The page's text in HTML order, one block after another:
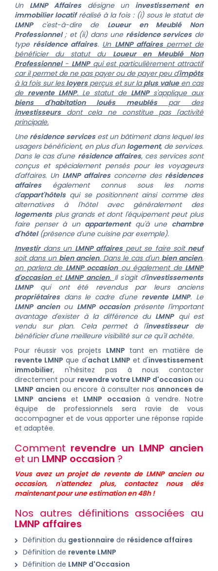
Un LMNP Affairesdésigne un investissement en
immobilier locatifréalisé à la fois : (i) sous le statut de
LMNPc'est-à-dire de Loueur en Meublé Non
Professionnel ; et (ii) dans une résidence servicesde
type résidence affaires. Un LMNP affairespermet de
bénéficier du statut du Loueur en Meublé Non
Professionnel - LMNPqui est particulièrement attractif
car il permet de ne pas payer ou de payer peu d'impôts
à la fois sur les loyersperçus et sur laplus valueen cas
de revente LMNP. Le statut de LMNPs'applique aux
biens d'habitation loués meubléspar des
investisseursdont cela ne constitue pas l'activité
principale.
Une résidence servicesest un bâtiment dans lequel les
usagers bénéficient, en plus d'un logement, de services.
Dans le cas d'une résidence affaires, ces services sont
conçus et spécialement pensés pour les voyageurs
d'affaires. Un LMNP affairesconcerne des résidences
affaireségalement connus sous les noms
d'appart'hôtelsqui se positionnent ainsi comme des
alternatives à l'hôtel avec généralement des
logementsplus grands et dont l'équipement peut plus
faire penser à un appartementqu'à une chambre
d'hôtel(présence d'une cuisine par exemple).
Investirdans un LMNP affairespeut se faire soit neuf
soit dans un bien ancien. Dans le cas d'un bien ancien,
on parlera de LMNP occasionou également de LMNP
d'occasionet LMNP ancien. Il s'agit d'investissements
LMNPqui ont été revendus par leurs anciens
propriétairesdans le cadre d'une revente LMNP. Le
LMNP ancienou LMNP occasionprésente l'important
avantage d'exister à la différence du LMNPqui est
vendu sur plan. Cela permet à l'investisseurde
bénéficier d'une meilleure visibilité sur ce qu'il achète.
Pour réussir vos projets LMNP tant en matière de
revente LMNP que d'achat LMNP et d'investissement
immobilier, n'hésitez pas à nous contacter
directement pour revendre votre LMNP d'occasion ou
LMNP ancien ou encore à consulter nos annonces de
LMNP anciens et LMNP occasion à vendre. Notre
équipe de professionnels sera ravie de vous
accompagner et de vous apporter une réponse rapide
et adaptée.
Comment revendre un LMNP ancien
et un LMNP occasion ?
Vous avez un projet de revente de LMNP ancien ou
occasion, n'attendez plus, contactez nous dés
maintenant pour une estimation en 48h !
Nos autres définitions associées au
LMNP affaires
Définition du gestionnaire de résidence affaires
Définition de revente LMNP
Définition de LMNP d'Occasion